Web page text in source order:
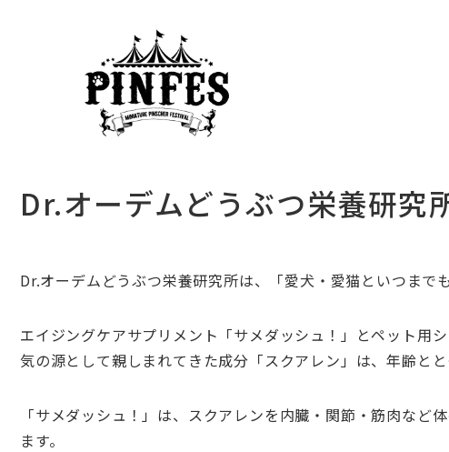
Dr.オーデムどうぶつ栄養研究
Dr.オーデムどうぶつ栄養研究所は、「愛犬・愛猫といつまで
エイジングケアサプリメント「サメダッシュ！」とペット用
気の源として親しまれてきた成分「スクアレン」は、年齢と
「サメダッシュ！」は、スクアレンを内臓・関節・筋肉な
ます。